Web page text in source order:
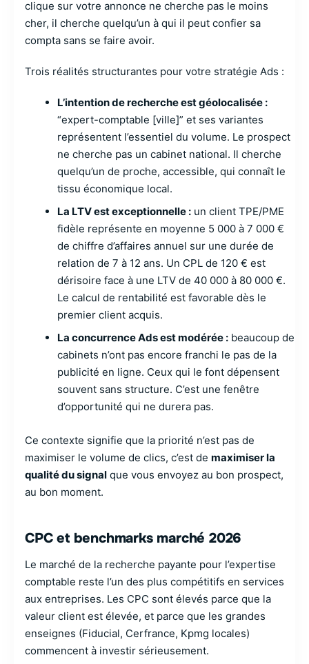
clique sur votre annonce ne cherche pas le moins
cher, il cherche quelqu’un à qui il peut confier sa
compta sans se faire avoir.
Trois réalités structurantes pour votre stratégie Ads :
L’intention de recherche est géolocalisée :
“expert-comptable [ville]” et ses variantes
représentent l’essentiel du volume. Le prospect
ne cherche pas un cabinet national. Il cherche
quelqu’un de proche, accessible, qui connaît le
tissu économique local.
La LTV est exceptionnelle :un client TPE/PME
fidèle représente en moyenne 5 000 à 7 000 €
de chiffre d’affaires annuel sur une durée de
relation de 7 à 12 ans. Un CPL de 120 € est
dérisoire face à une LTV de 40 000 à 80 000 €.
Le calcul de rentabilité est favorable dès le
premier client acquis.
La concurrence Ads est modérée :beaucoup de
cabinets n’ont pas encore franchi le pas de la
publicité en ligne. Ceux qui le font dépensent
souvent sans structure. C’est une fenêtre
d’opportunité qui ne durera pas.
Ce contexte signifie que la priorité n’est pas de
maximiser le volume de clics, c’est de maximiser la
qualité du signal que vous envoyez au bon prospect,
au bon moment.
CPC et benchmarks marché 2026
Le marché de la recherche payante pour l’expertise
comptable reste l’un des plus compétitifs en services
aux entreprises. Les CPC sont élevés parce que la
valeur client est élevée, et parce que les grandes
enseignes (Fiducial, Cerfrance, Kpmg locales)
commencent à investir sérieusement.